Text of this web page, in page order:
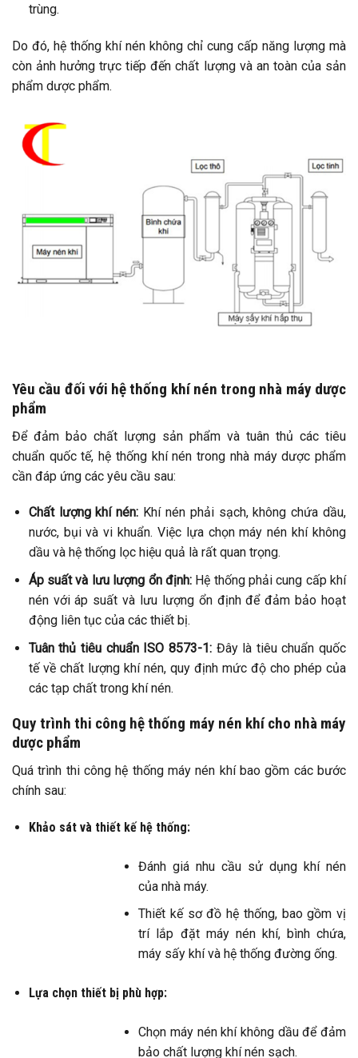
trùng. ​
Do đó, hệ thống khí nén không chỉ cung cấp năng lượng mà
còn ảnh hưởng trực tiếp đến chất lượng và an toàn của sản
phẩm dược phẩm.​
Yêu cầu đối với hệ thống khí nén trong nhà máy dược
phẩm
Để đảm bảo chất lượng sản phẩm và tuân thủ các tiêu
chuẩn quốc tế, hệ thống khí nén trong nhà máy dược phẩm
cần đáp ứng các yêu cầu sau:​
Chất lượng khí nén: Khí nén phải sạch, không chứa dầu,
nước, bụi và vi khuẩn. Việc lựa chọn máy nén khí không
dầu và hệ thống lọc hiệu quả là rất quan trọng.
Áp suất và lưu lượng ổn định:Hệ thống phải cung cấp khí
nén với áp suất và lưu lượng ổn định để đảm bảo hoạt
động liên tục của các thiết bị.​
Tuân thủ tiêu chuẩn ISO 8573-1:Đây là tiêu chuẩn quốc
tế về chất lượng khí nén, quy định mức độ cho phép của
các tạp chất trong khí nén. ​
Quy trình thi công hệ thống máy nén khí cho nhà máy
dược phẩm
Quá trình thi công hệ thống máy nén khí bao gồm các bước
chính sau:​
Khảo sát và thiết kế hệ thống:
Đánh giá nhu cầu sử dụng khí nén
của nhà máy.​
Thiết kế sơ đồ hệ thống, bao gồm vị
trí lắp đặt máy nén khí, bình chứa,
máy sấy khí và hệ thống đường ống.
Lựa chọn thiết bị phù hợp:
Chọn máy nén khí không dầu để đảm
bảo chất lượng khí nén sạch.​